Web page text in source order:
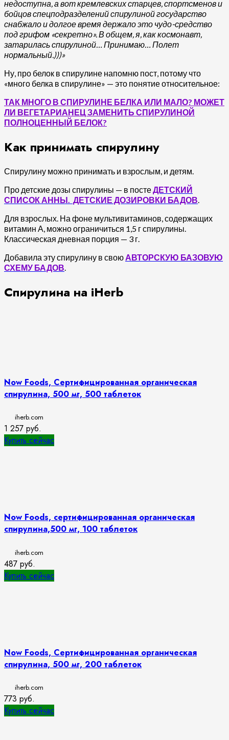
недоступна, а вот кремлевских старцев, спортсменов и
бойцов спецподразделений спирулиной государство
снабжало и долгое время держало это чудо-средство
под грифом «секретно». В общем, я, как космонавт,
затарилась спирулиной… Принимаю… Полет
нормальный.)))»
Ну, про белок в спирулине напомню пост, потому что
«много белка в спирулине» — это понятие относительное:
ТАК МНОГО В СПИРУЛИНЕ БЕЛКА ИЛИ МАЛО? МОЖЕТ
ЛИ ВЕГЕТАРИАНЕЦ ЗАМЕНИТЬ СПИРУЛИНОЙ
ПОЛНОЦЕННЫЙ БЕЛОК?
Как принимать спирулину
Спирулину можно принимать и взрослым, и детям.
Про детские дозы спирулины — в посте ДЕТСКИЙ
СПИСОК АННЫ. ДЕТСКИЕ ДОЗИРОВКИ БАДОВ
Для взрослых. На фоне мультивитаминов, содержащих
витамин А, можно ограничиться 1,5 г спирулины.
Классическая дневная порция — 3 г.
Добавила эту спирулину в свою АВТОРСКУЮ БАЗОВУЮ
СХЕМУ БАДОВ
Спирулина на iHerb
Now Foods, Сертифицированная органическая
спирулина, 500 мг, 500 таблеток
iherb.com
1 257 руб.
Купить сейчас
Now Foods, сертифицированная органическая
спирулина,500 мг, 100 таблеток
iherb.com
487 руб.
Купить сейчас
Now Foods, Сертифицированная органическая
спирулина, 500 мг, 200 таблеток
iherb.com
773 руб.
Купить сейчас